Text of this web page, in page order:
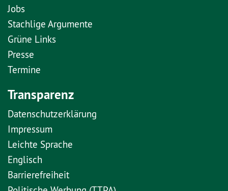
Jobs
Stachlige Argumente
Grüne Links
Presse
Termine
Transparenz
Datenschutzerklärung
Impressum
Leichte Sprache
Englisch
Barrierefreiheit